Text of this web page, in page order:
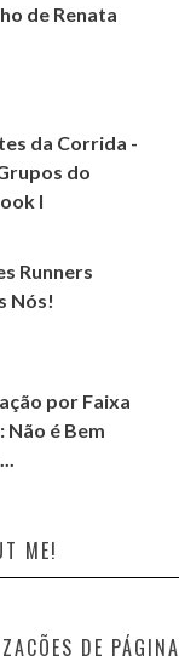
de Renata
da Corrida -
do
I
Runners
Nós!
por Faixa
Não é Bem
ME!
DE PÁGINA